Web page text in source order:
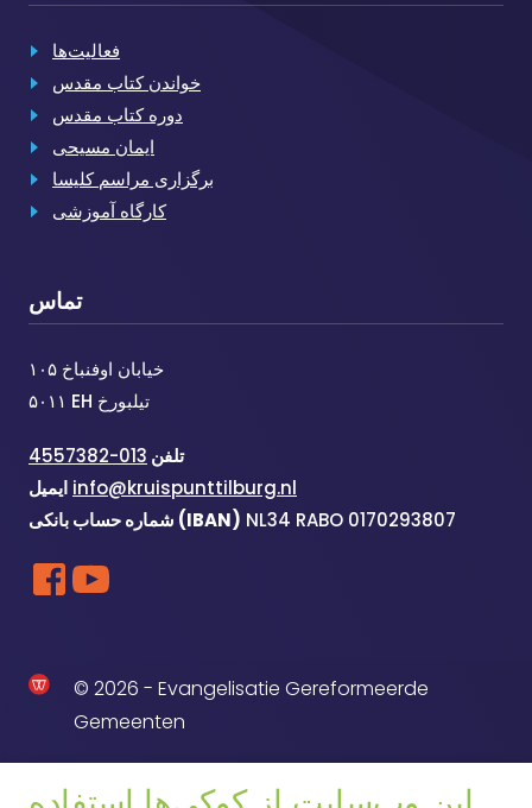
فعالیت‌ها
خواندن کتاب مقدس
دوره کتاب مقدس
ایمان مسیحی
برگزاری مراسم کلیسا
کارگاه آموزشی
تماس
خیابان اوفنباخ ۱۰۵
۵۰۱۱ EH تیلبورخ
تلفن 013-4557382
ایمیل info@kruispunttilburg.nl
شماره حساب بانکی (IBAN) NL34 RABO 0170293807
© 2026 - Evangelisatie Gereformeerde
Gemeenten